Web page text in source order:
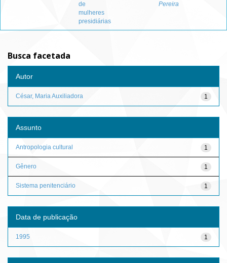
de
mulheres
presidiárias
Pereira
Busca facetada
Autor
1
César, Maria Auxiliadora
Assunto
1
Antropologia cultural
1
Gênero
1
Sistema penitenciário
Data de publicação
1
1995